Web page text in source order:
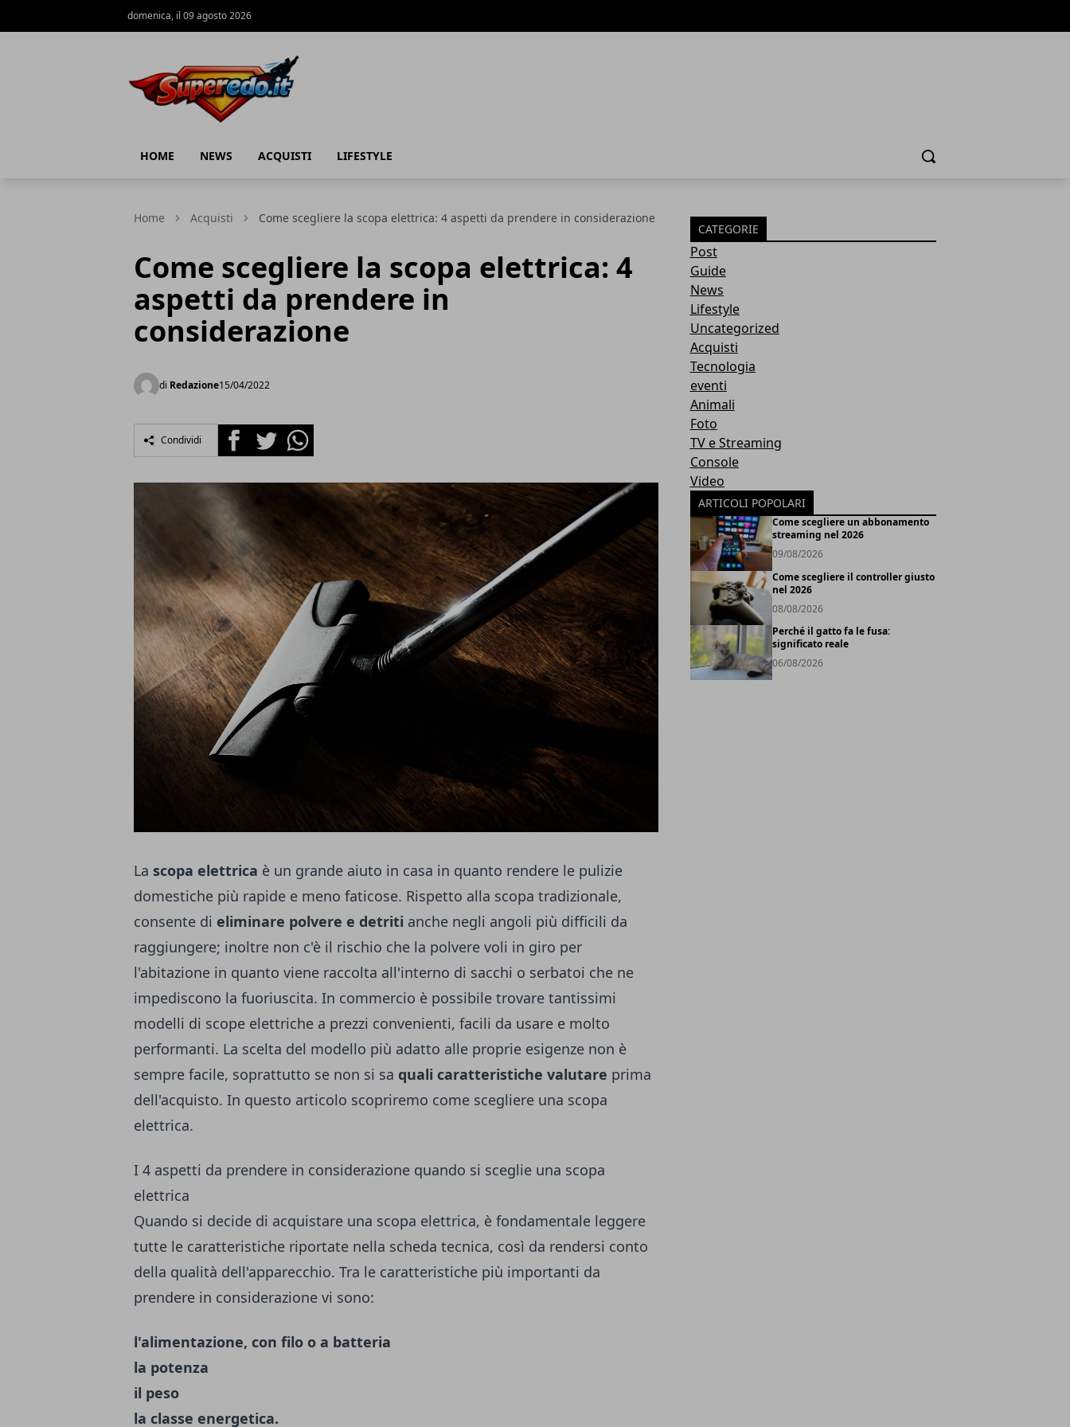
domenica, il 09 agosto 2026
HOME NEWS ACQUISTI LIFESTYLE Cerca
Home Acquisti Come scegliere la scopa elettrica: 4 aspetti da prendere in considerazione
Come scegliere la scopa elettrica: 4
aspetti da prendere in
considerazione
di Redazione15/04/2022
Condividi FacebookTwitterWhatsapp
La scopa elettrica è un grande aiuto in casa in quanto rendere le pulizie
domestiche più rapide e meno faticose. Rispetto alla scopa tradizionale,
consente di eliminare polvere e detriti anche negli angoli più difficili da
raggiungere; inoltre non c'è il rischio che la polvere voli in giro per
l'abitazione in quanto viene raccolta all'interno di sacchi o serbatoi che ne
impediscono la fuoriuscita. In commercio è possibile trovare tantissimi
modelli di scope elettriche a prezzi convenienti, facili da usare e molto
performanti. La scelta del modello più adatto alle proprie esigenze non è
sempre facile, soprattutto se non si sa quali caratteristiche valutare prima
dell'acquisto. In questo articolo scopriremo come scegliere una scopa
elettrica.
I 4 aspetti da prendere in considerazione quando si sceglie una scopa
elettrica
Quando si decide di acquistare una scopa elettrica, è fondamentale leggere
tutte le caratteristiche riportate nella scheda tecnica, così da rendersi conto
della qualità dell'apparecchio. Tra le caratteristiche più importanti da
prendere in considerazione vi sono:
l'alimentazione, con filo o a batteria
la potenza
il peso
la classe energetica.
CATEGORIE
Post
Guide
News
Lifestyle
Uncategorized
Acquisti
Tecnologia
eventi
Animali
Foto
TV e Streaming
Console
Video
ARTICOLI POPOLARI
Come scegliere un abbonamento
streaming nel 2026
09/08/2026
Come scegliere il controller giusto
nel 2026
08/08/2026
Perché il gatto fa le fusa:
significato reale
06/08/2026